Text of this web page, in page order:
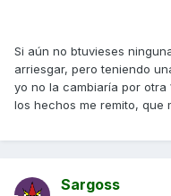
Si aún no btuvieses
arriesgar, pero teniendo
yo no la cambiaría por
los hechos me remito, que
Sargoss